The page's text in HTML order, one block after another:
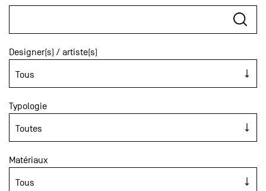
Designer(s) / artiste(s)
Typologie
Matériaux